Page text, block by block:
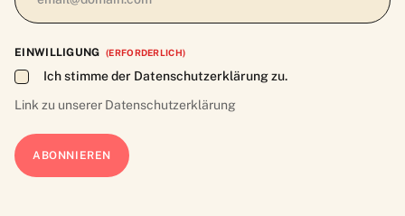
EINWILLIGUNG (ERFORDERLICH)
Ich stimme der Datenschutzerklärung zu.
Link zu unserer Datenschutzerklärung